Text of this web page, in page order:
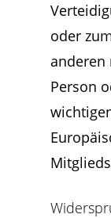
oder
anderen
Person